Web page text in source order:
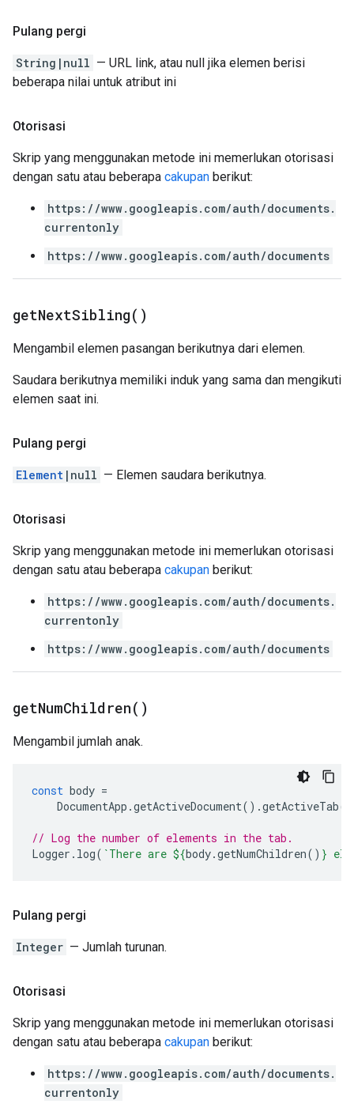
Pulang pergi
String|null — URL link, atau null jika elemen berisi
beberapa nilai untuk atribut ini
Otorisasi
Skrip yang menggunakan metode ini memerlukan otorisasi
dengan satu atau beberapa cakupan berikut:
https://www.googleapis.com/auth/documents.
currentonly
https://www.googleapis.com/auth/documents
getNextSibling( )
Mengambil elemen pasangan berikutnya dari elemen.
Saudara berikutnya memiliki induk yang sama dan mengikuti
elemen saat ini.
Pulang pergi
Element |null — Elemen saudara berikutnya.
Otorisasi
Skrip yang menggunakan metode ini memerlukan otorisasi
dengan satu atau beberapa cakupan berikut:
https://www.googleapis.com/auth/documents.
currentonly
https://www.googleapis.com/auth/documents
getNumChildren( )
Mengambil jumlah anak.
const body =
DocumentApp .getActiveDocument().getActiveTab
// Log the number of elements in the tab.
Logger . log( `There are ${body.getNumChildren() }
Pulang pergi
Integer — Jumlah turunan.
Otorisasi
Skrip yang menggunakan metode ini memerlukan otorisasi
dengan satu atau beberapa cakupan berikut:
https://www.googleapis.com/auth/documents.
currentonly